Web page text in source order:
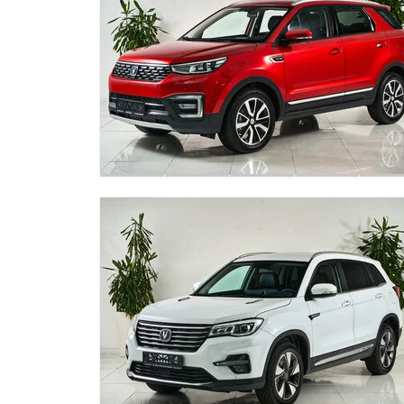
Эргономичное
электрической
направлениях
Эргономичное
электрической
направлениях
Органайзеры
Подогрев
Центральный
второго ряда
с механизмом
демпфирования
Центральный
ряда
Центральный
второго ряда с
пассажиров
Механизм
пропорции 40/
багажного
Панорамная